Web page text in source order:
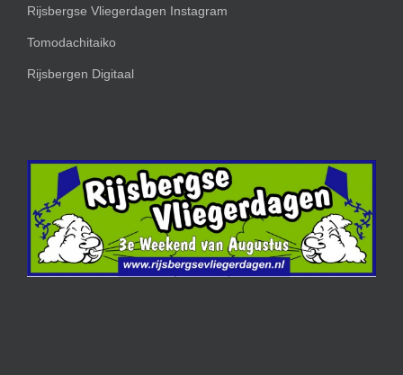
Rijsbergse Vliegerdagen Instagram
Tomodachitaiko
Rijsbergen Digitaal